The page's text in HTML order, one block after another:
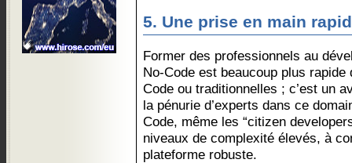
5. Une prise en main
Former des professionnels au
No-Code est beaucoup plus
Code ou traditionnelles ; c’est un
la pénurie d’experts dans ce
Code, même les “citizen
niveaux de complexité élevés, à
plateforme robuste.